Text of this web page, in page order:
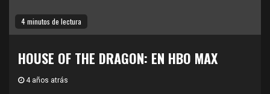
4 minutos de lectura
HOUSE OF THE DRAGON: EN HBO MAX
4 años atrás